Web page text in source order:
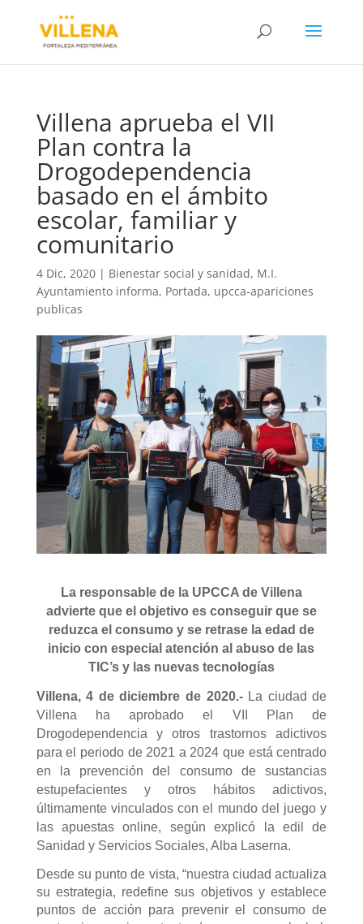
Villena aprueba el VII
Plan contra la
Drogodependencia
basado en el ámbito
escolar, familiar y
comunitario
4 Dic, 2020| Bienestar social y sanidad, M.I.
Ayuntamiento informa, Portada, upcca-apariciones
publicas
La responsable de la UPCCA de Villena
advierte que el objetivo es conseguir que se
reduzca el consumo y se retrase la edad de
inicio con especial atención al abuso de las
TIC’s y las nuevas tecnologías
Villena, 4 de diciembre de 2020.- La ciudad de
Villena ha aprobado el VII Plan de
Drogodependencia y otros trastornos adictivos
para el periodo de 2021 a 2024 que está centrado
en la prevención del consumo de sustancias
estupefacientes y otros hábitos adictivos,
últimamente vinculados con el mundo del juego y
las apuestas online, según explicó la edil de
Sanidad y Servicios Sociales, Alba Laserna.
Desde su punto de vista, “nuestra ciudad actualiza
su estrategia, redefine sus objetivos y establece
puntos de acción para prevenir el consumo de